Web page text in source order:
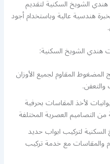
الشويخ السكنية لتقديم
هندسية عالية وباستخدام أجود
هندي الشويخ السكنية:
المقاوم لجميع الأوزان
لأخذ المقاسات بحرفية
التصاميم العصرية المختلفة
السكنية لتركيب ابواب حديد
والمقاسات مع خدمة تركيب